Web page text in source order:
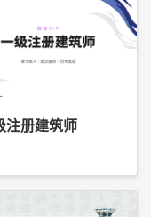
注册建筑师